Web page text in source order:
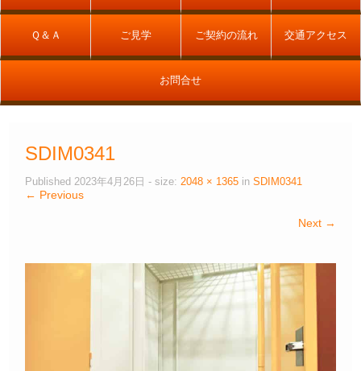
Ｑ＆Ａ ご見学 ご契約の流れ 交通アクセス
お問合せ
SDIM0341
Published 2023年4月26日 - size: 2048 × 1365 in SDIM0341
← Previous
Next →